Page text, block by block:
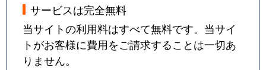
サービスは完全無料
当サイトの利用料はすべて無料です。当サイ
トがお客様に費用をご請求することは一切あ
りません。